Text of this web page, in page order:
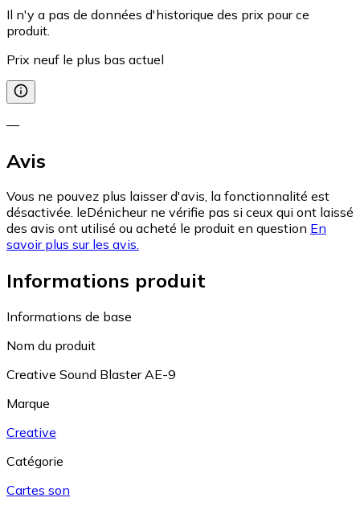
Il n'y a pas de données d'historique des prix pour ce
produit.
Prix neuf le plus bas actuel
—
Avis
Vous ne pouvez plus laisser d'avis, la fonctionnalité est
désactivée. leDénicheur ne vérifie pas si ceux qui ont laissé
des avis ont utilisé ou acheté le produit en question En
savoir plus sur les avis.
Informations produit
Informations de base
Nom du produit
Creative Sound Blaster AE-9
Marque
Creative
Catégorie
Cartes son